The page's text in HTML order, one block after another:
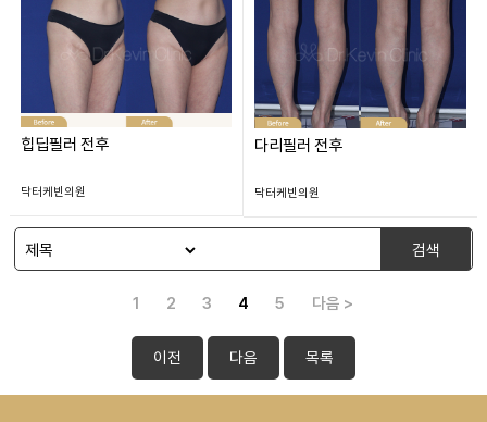
힙딥필러 전후
닥터케빈의원
다리필러 전후
닥터케빈의원
검색
1 2 3 4 5 다음 >
이전 다음 목록